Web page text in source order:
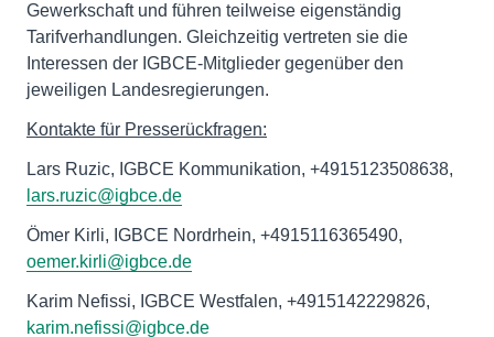
Gewerkschaft und führen teilweise eigenständig
Tarifverhandlungen. Gleichzeitig vertreten sie die
Interessen der IGBCE-Mitglieder gegenüber den
jeweiligen Landesregierungen.
Kontakte für Presserückfragen:
Lars Ruzic, IGBCE Kommunikation, +4915123508638,
lars.ruzic@igbce.de
Ömer Kirli, IGBCE Nordrhein, +4915116365490,
oemer.kirli@igbce.de
Karim Nefissi, IGBCE Westfalen, +4915142229826,
karim.nefissi@igbce.de